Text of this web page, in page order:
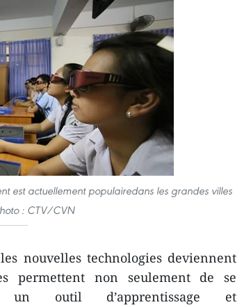
est actuellement populairedans les grandes villes
: CTV/CVN
nouvelles technologies deviennent
permettent non seulement de se
outil d’apprentissage et